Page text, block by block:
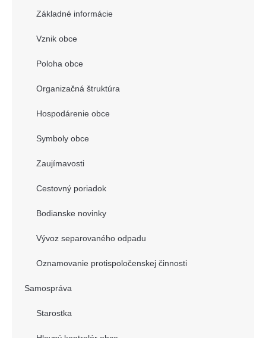
Základné informácie
Vznik obce
Poloha obce
Organizačná štruktúra
Hospodárenie obce
Symboly obce
Zaujímavosti
Cestovný poriadok
Bodianske novinky
Vývoz separovaného odpadu
Oznamovanie protispoločenskej činnosti
Samospráva
Starostka